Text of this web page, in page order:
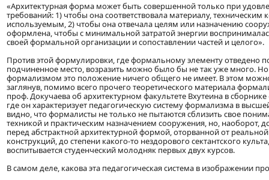
«Архитектурная форма может быть совершенной только при
требований: 1) чтобы она соответствовала материалу, техническим
используемым, 2) чтобы она отвечала целям или назначению
оформлена, чтобы с минимальной затратой энергии
своей формальной организации и сопоставлении частей и целого».
Против этой формулировки, где формальному элементу отведено
подчиненное место, возразить можно было бы не так уже много. Но
формализмом это положение ничего общего не имеет. В этом
заглянув, помимо всего прочего теоретического материала
проф. Докучаева об архитектурном факультете Вхутеина в сборнике
где он характеризует педагогическую систему формализма в
видно, что формалисты не только не пытаются сблизить свое
техникой и практическим назначением сооружения, но, наоборот,
перед абстрактной архитектурной формой, оторванной от
конструкций, до степени какого-то нездорового сектантского
воспитывается студенческий молодняк первых двух курсов.
В самом деле, какова эта педагогическая система в изображении